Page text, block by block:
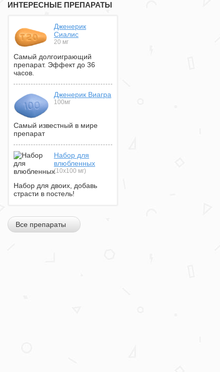
ИНТЕРЕСНЫЕ ПРЕПАРАТЫ
Дженерик
Сиалис
20 мг
Самый долгоиграющий
препарат. Эффект до 36
часов.
Дженерик Виагра
100мг
Самый известный в мире
препарат
Набор для
влюбленных
(10х100 мг)
Набор для двоих, добавь
страсти в постель!
Все препараты